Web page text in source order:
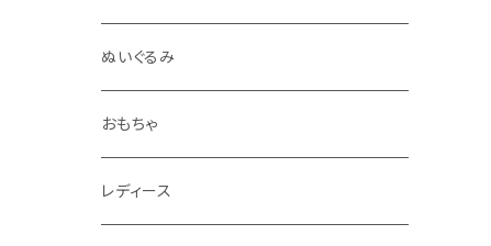
ぬいぐるみ
おもちゃ
レディース